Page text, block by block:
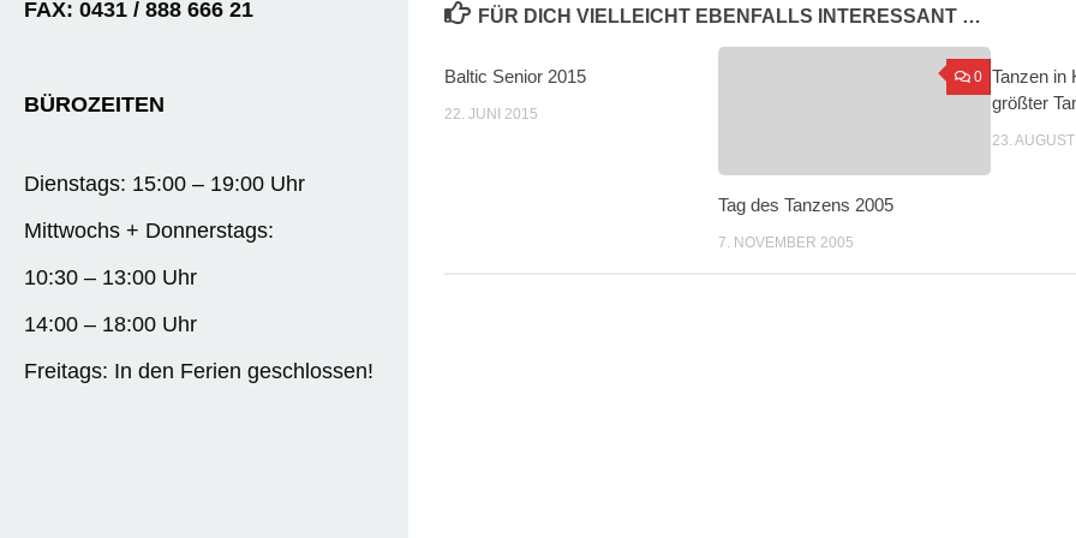
FÜR DICH VIELLEICHT EBENFALLS INTERESSANT …
Baltic Senior 2015
22. JUNI 2015
0
Tag des Tanzens 2005
7. NOVEMBER 2005
Tanzen in
größter
23.
FAX: 0431 / 888 666 21
BÜROZEITEN
Dienstags: 15:00 – 19:00 Uhr
Mittwochs + Donnerstags:
10:30 – 13:00 Uhr
14:00 – 18:00 Uhr
Freitags: In den Ferien geschlossen!